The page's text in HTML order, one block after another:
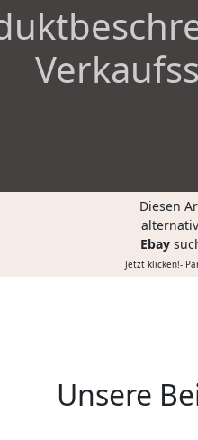
Diesen
Ebay
Jetzt klicken!-
Unsere